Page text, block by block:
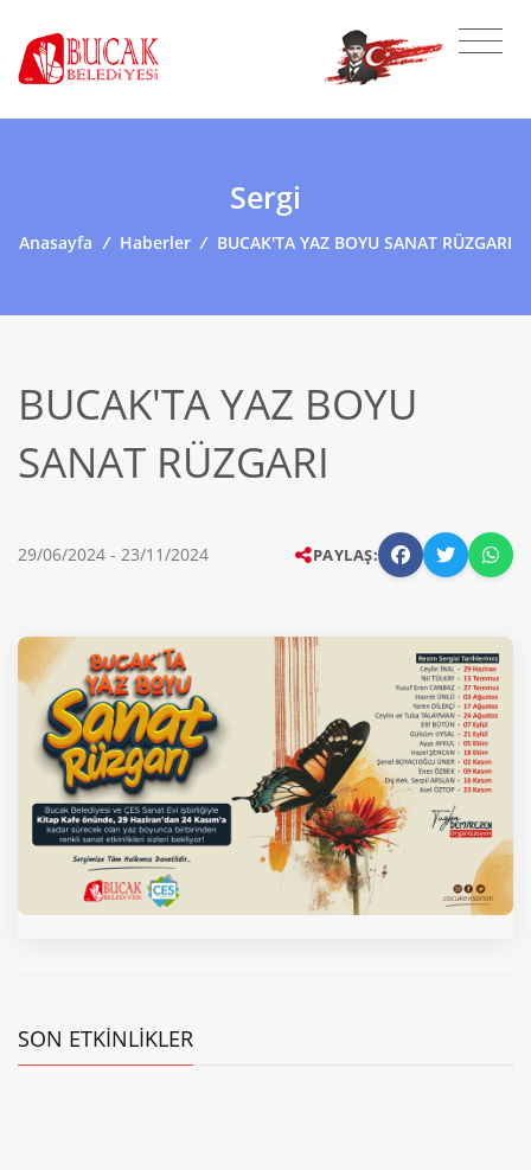
Sergi
Anasayfa / Haberler / BUCAK'TA YAZ BOYU SANAT RÜZGARI
BUCAK'TA YAZ BOYU
SANAT RÜZGARI
29/06/2024 - 23/11/2024 PAYLAŞ:
SON ETKINLIKLER